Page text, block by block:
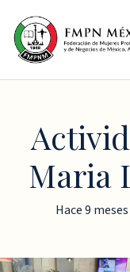
Maria
Hace 9